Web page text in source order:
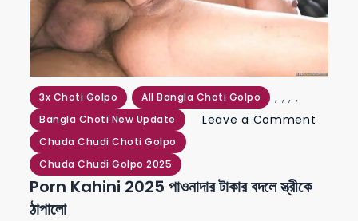
3x Choti Golpo ,
All Bangla Choti Golpo ,
Bangla Choti New Update
,
Chuda Chudi Choti Golpo
,
Chuda Chudi Golpo 2025
Leave a Comment
Porn Kahini 2025 পাওনাদার টাকার বদলে স্ত্রীকে
ঠাপালো